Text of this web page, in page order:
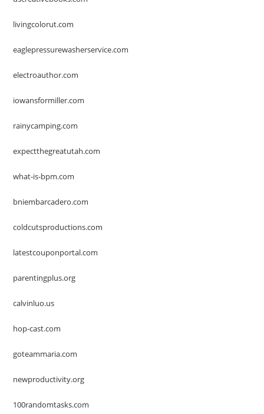
livingcolorut.com
eaglepressurewasherservice.com
electroauthor.com
iowansformiller.com
rainycamping.com
expectthegreatutah.com
what-is-bpm.com
bniembarcadero.com
coldcutsproductions.com
latestcouponportal.com
parentingplus.org
calvinluo.us
hop-cast.com
goteammaria.com
newproductivity.org
100randomtasks.com